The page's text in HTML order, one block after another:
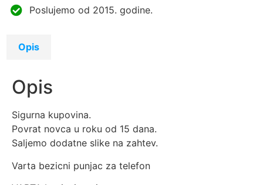
Poslujemo od 2015. godine.
Opis
Opis
Sigurna kupovina.
Povrat novca u roku od 15 dana.
Saljemo dodatne slike na zahtev.
Varta bezicni punjac za telefon